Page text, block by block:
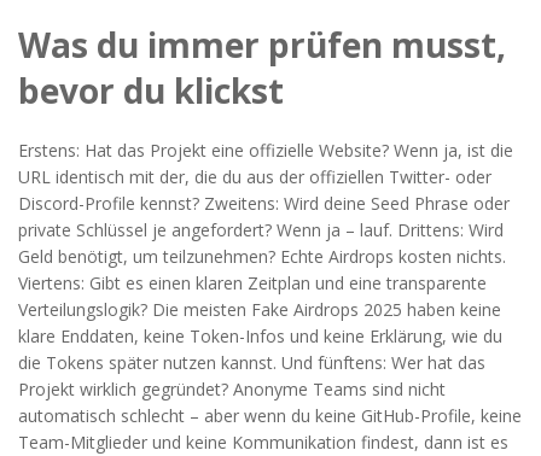
Was du immer prüfen musst,
bevor du klickst
Erstens: Hat das Projekt eine offizielle Website? Wenn ja, ist die
URL identisch mit der, die du aus der offiziellen Twitter- oder
Discord-Profile kennst? Zweitens: Wird deine Seed Phrase oder
private Schlüssel je angefordert? Wenn ja – lauf. Drittens: Wird
Geld benötigt, um teilzunehmen? Echte Airdrops kosten nichts.
Viertens: Gibt es einen klaren Zeitplan und eine transparente
Verteilungslogik? Die meisten Fake Airdrops 2025 haben keine
klare Enddaten, keine Token-Infos und keine Erklärung, wie du
die Tokens später nutzen kannst. Und fünftens: Wer hat das
Projekt wirklich gegründet? Anonyme Teams sind nicht
automatisch schlecht – aber wenn du keine GitHub-Profile, keine
Team-Mitglieder und keine Kommunikation findest, dann ist es